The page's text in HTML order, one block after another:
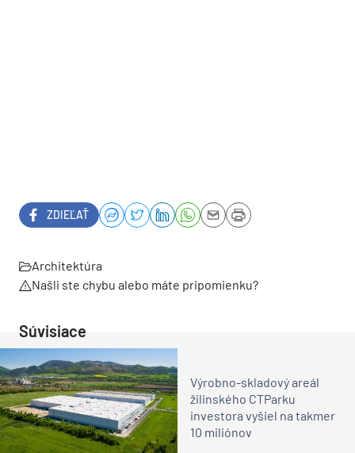
ZDIEĽAŤ
Architektúra
Našli ste chybu alebo máte pripomienku?
Súvisiace
Výrobno-skladový areál
žilinského CTParku
investora vyšiel na takmer
10 miliónov